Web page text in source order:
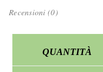
Recensioni (0)
QUANTITÀ